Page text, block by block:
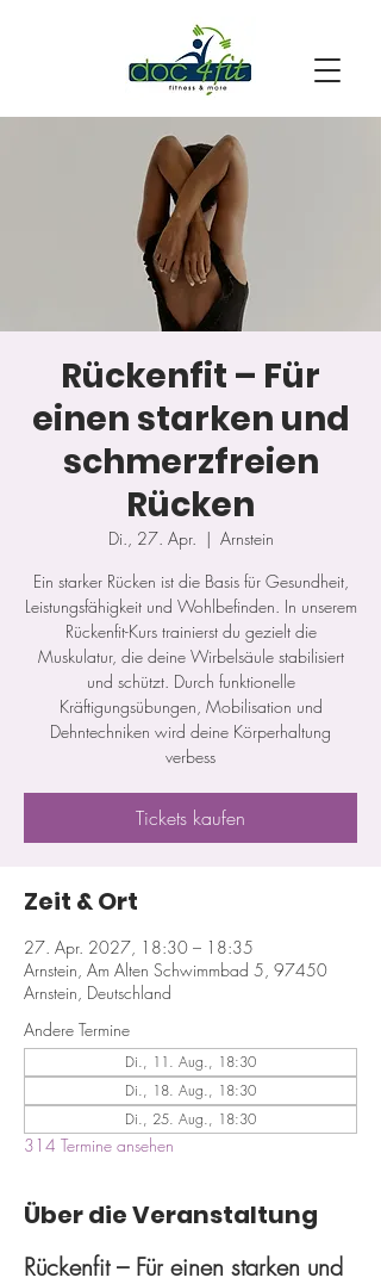
Rückenfit – Für
einen starken und
schmerzfreien
Rücken
Di., 27. Apr.
  |
Arnstein
Ein starker Rücken ist die Basis für Gesundheit,
Leistungsfähigkeit und Wohlbefinden. In unserem
Rückenfit-Kurs trainierst du gezielt die
Muskulatur, die deine Wirbelsäule stabilisiert
und schützt. Durch funktionelle
Kräftigungsübungen, Mobilisation und
Dehntechniken wird deine Körperhaltung
verbess
Tickets kaufen
Zeit & Ort
27. Apr. 2027, 18:30 – 18:35
Arnstein, Am Alten Schwimmbad 5, 97450
Arnstein, Deutschland
Andere Termine
Di., 11. Aug., 18:30
Di., 18. Aug., 18:30
Di., 25. Aug., 18:30
314 Termine ansehen
Über die Veranstaltung
Rückenfit – Für einen starken und